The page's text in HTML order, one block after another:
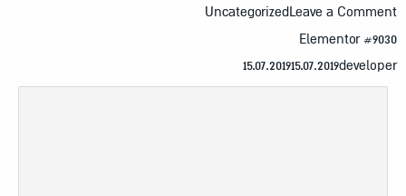
UncategorizedLeave a
Elementor
15.07.201915.07.2019